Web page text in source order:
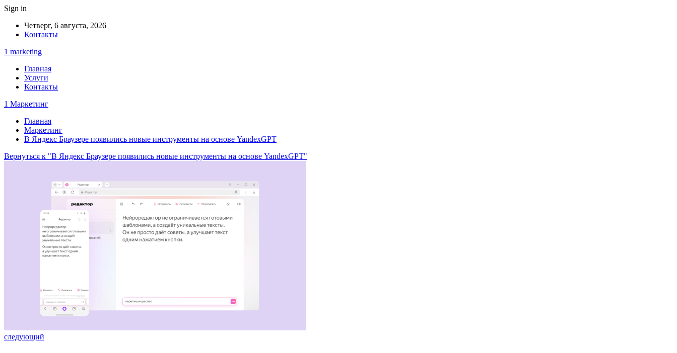
Sign in
Четверг, 6 августа, 2026
Контакты
1 marketing
Главная
Услуги
Контакты
1 Маркетинг
Главная
Маркетинг
В Яндекс Браузере появились новые инструменты на основе YandexGPT
Вернуться к "В Яндекс Браузере появились новые инструменты на основе YandexGPT"
следующий